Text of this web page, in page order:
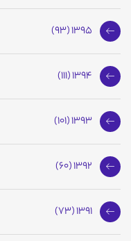
1395 (93)
1394 (111)
1393 (101)
1392 (60)
1391 (73)